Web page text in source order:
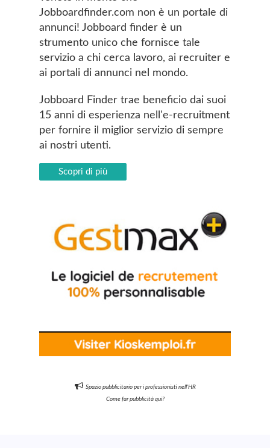
Jobboardfinder.com non è un portale di
annunci! Jobboard finder è un
strumento unico che fornisce tale
servizio a chi cerca lavoro, ai recruiter e
ai portali di annunci nel mondo.
Jobboard Finder trae beneficio dai suoi
15 anni di esperienza nell'e-recruitment
per fornire il miglior servizio di sempre
ai nostri utenti.
Scopri di più
Spazio pubblicitario per i professionisti nell'HR
Come far pubblicità qui?